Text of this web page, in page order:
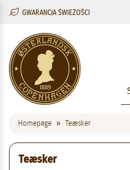
GWARANCJA ŚWIEŻOŚCI
Homepage Teæsker
Teæsker